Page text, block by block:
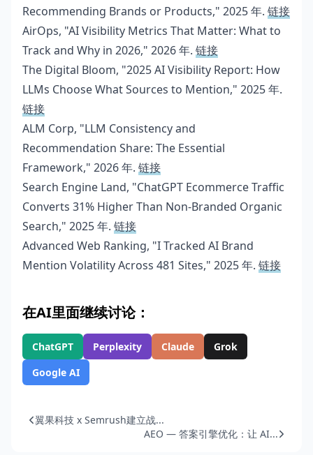
Recommending Brands or Products," 2025 年. 链接
AirOps, "AI Visibility Metrics That Matter: What to
Track and Why in 2026," 2026 年. 链接
The Digital Bloom, "2025 AI Visibility Report: How
LLMs Choose What Sources to Mention," 2025 年.
链接
ALM Corp, "LLM Consistency and
Recommendation Share: The Essential
Framework," 2026 年. 链接
Search Engine Land, "ChatGPT Ecommerce Traffic
Converts 31% Higher Than Non-Branded Organic
Search," 2025 年. 链接
Advanced Web Ranking, "I Tracked AI Brand
Mention Volatility Across 481 Sites," 2025 年. 链接
在AI里面继续讨论：
ChatGPT Perplexity Claude
Grok
Google AI
翼果科技 x Semrush建立战...
AEO — 答案引擎优化：让 AI...